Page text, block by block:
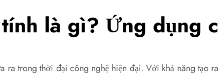
là gì? Ứng dụng
trong thời đại công nghệ hiện đại. Với khả năng tạo